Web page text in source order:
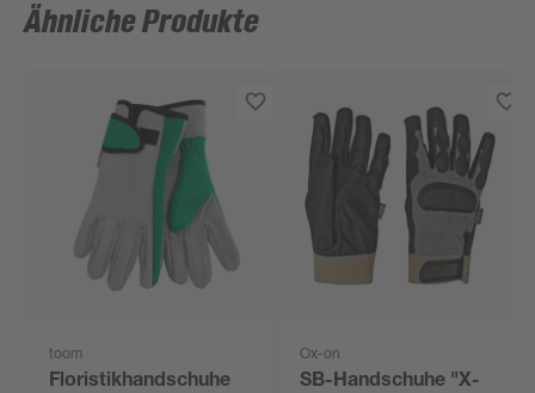
Ähnliche Produkte
toom
Floristikhandschuhe
Ox-on
SB-Handschuhe "X-